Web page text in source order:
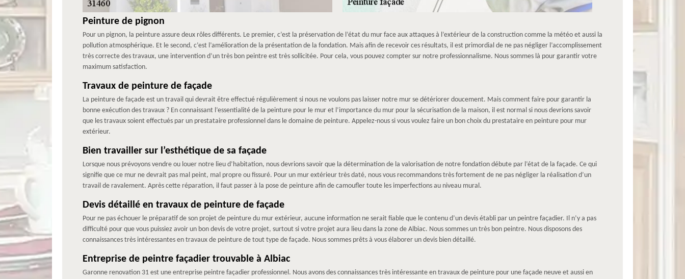
Peinture de pignon
Pour un pignon, la peinture assure deux rôles différents. Le premier, c’est la préservation de l’état du mur face aux attaques à l’extérieur de la construction comme la météo et aussi la
pollution atmosphérique. Et le second, c’est l’amélioration de la présentation de la fondation. Mais afin de recevoir ces résultats, il est primordial de ne pas négliger l’accomplissement
très correcte des travaux, une intervention d’un très bon peintre est très sollicitée. Pour cela, vous pouvez compter sur notre professionnalisme. Nous sommes là pour garantir votre
maximum satisfaction.
Travaux de peinture de façade
La peinture de façade est un travail qui devrait être effectué régulièrement si nous ne voulons pas laisser notre mur se détériorer doucement. Mais comment faire pour garantir la
bonne exécution des travaux ? En connaissant l’essentialité de la peinture pour le mur et l’importance du mur pour la sécurisation de la maison, il est normal si nous devrions savoir
que les travaux soient effectués par un prestataire professionnel dans le domaine de peinture. Appelez-nous si vous voulez faire un bon choix du prestataire en peinture pour mur
extérieur.
Bien travailler sur l’esthétique de sa façade
Lorsque nous prévoyons vendre ou louer notre lieu d’habitation, nous devrions savoir que la détermination de la valorisation de notre fondation débute par l’état de la façade. Ce qui
signifie que ce mur ne devrait pas mal peint, mal propre ou fissuré. Pour un mur extérieur très daté, nous vous recommandons très fortement de ne pas négliger la réalisation d’un
travail de ravalement. Après cette réparation, il faut passer à la pose de peinture afin de camoufler toute les imperfections au niveau mural.
Devis détaillé en travaux de peinture de façade
Pour ne pas échouer le préparatif de son projet de peinture du mur extérieur, aucune information ne serait fiable que le contenu d’un devis établi par un peintre façadier. Il n’y a pas
difficulté pour que vous puissiez avoir un bon devis de votre projet, surtout si votre projet aura lieu dans la zone de Albiac. Nous sommes un très bon peintre. Nous disposons des
connaissances très intéressantes en travaux de peinture de tout type de façade. Nous sommes prêts à vous élaborer un devis bien détaillé.
Entreprise de peintre façadier trouvable à Albiac
Garonne renovation 31 est une entreprise peintre façadier professionnel. Nous avons des connaissances très intéressante en travaux de peinture pour une façade neuve et aussi en